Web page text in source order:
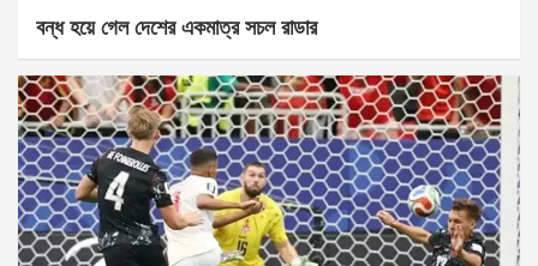
বন্ধ হয়ে গেল দেশের একমাত্র সচল রাডার